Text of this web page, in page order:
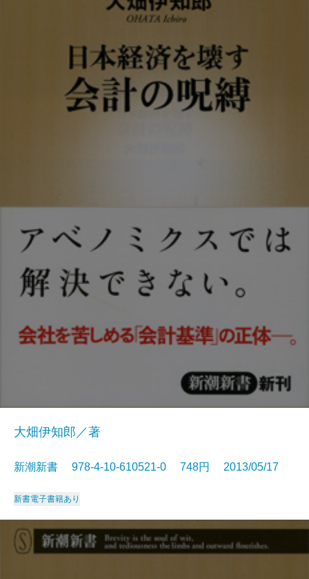
大畑伊知郎／著
新潮新書 978-4-10-610521-0 748円 2013/05/17
新書電子書籍あり